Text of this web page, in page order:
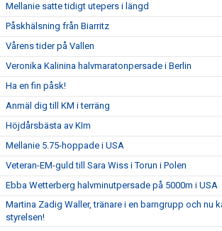
Mellanie satte tidigt utepers i längd
Påskhälsning från Biarritz
Vårens tider på Vallen
Veronika Kalinina halvmaratonpersade i Berlin
Ha en fin påsk!
Anmäl dig till KM i terräng
Höjdårsbästa av KIm
Mellanie 5.75-hoppade i USA
Veteran-EM-guld till Sara Wiss i Torun i Polen
Ebba Wetterberg halvminutpersade på 5000m i USA
Martina Zadig Waller, tränare i en barngrupp och nu
styrelsen!